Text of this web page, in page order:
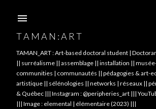
T A M A N : A R T
TAMAN_ART : Art-based doctoral student |
|| surréalisme || assemblage || installation ||
communities | communautés || pédagogies & art-
artistique || sélénologies || networks | réseaux ||
& Québec ||| Instagram : @peripheries_art |||
||| Image : elemental | élémentaire (2023) |||